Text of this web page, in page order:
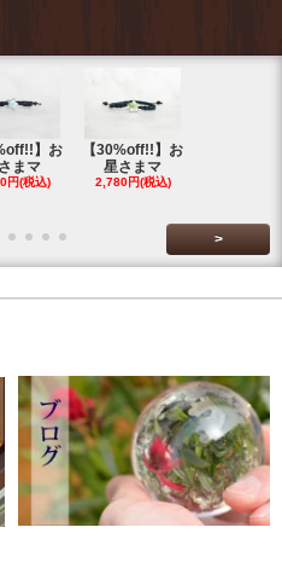
】お
まマ
円(税込)
【30%off!!】お
星さまマ
2,780円(税込)
>